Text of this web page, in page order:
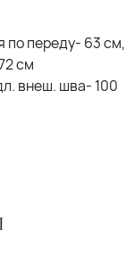
по переду- 63 см,
см
внеш. шва- 100